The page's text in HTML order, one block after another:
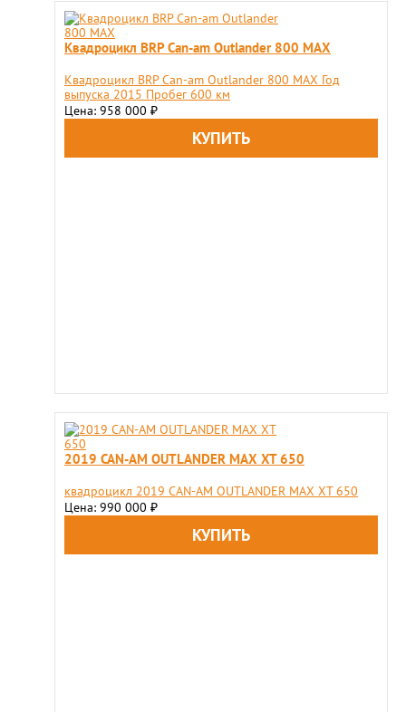
Квадроцикл BRP Сan-am Outlander 800 MAX
Квадроцикл BRP Сan-am Outlander 800 MAX Год
выпуска 2015 Пробег 600 км
Цена: 958 000 ₽
2019 CAN-AM OUTLANDER MAX XT 650
квадроцикл 2019 CAN-AM OUTLANDER MAX XT 650
Цена: 990 000 ₽